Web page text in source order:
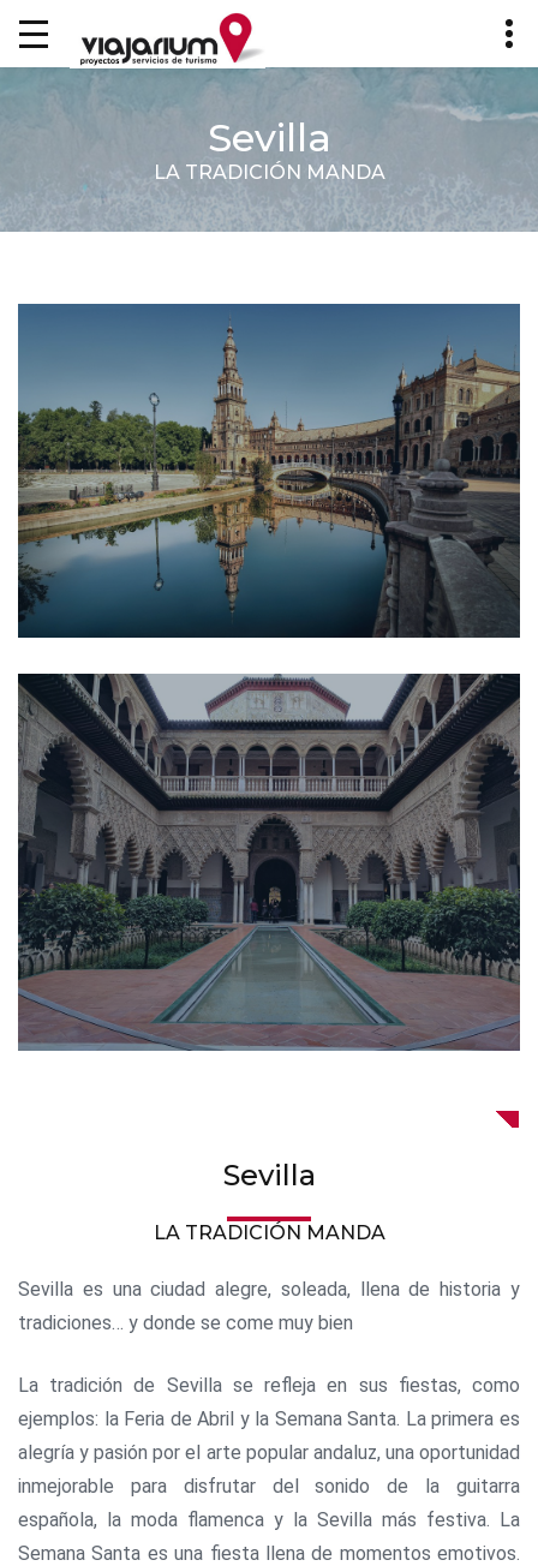
Sevilla
LA TRADICIÓN MANDA
Sevilla
LA TRADICIÓN MANDA
Sevilla es una ciudad alegre, soleada, llena de historia y
tradiciones… y donde se come muy bien
La tradición de Sevilla se refleja en sus fiestas, como
ejemplos: la Feria de Abril y la Semana Santa. La primera es
alegría y pasión por el arte popular andaluz, una oportunidad
inmejorable para disfrutar del sonido de la guitarra
española, la moda flamenca y la Sevilla más festiva. La
Semana Santa es una fiesta llena de momentos emotivos.